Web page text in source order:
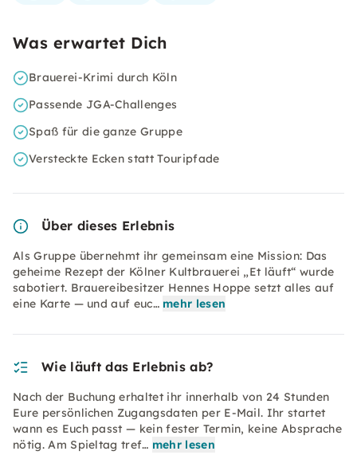
Was erwartet Dich
Brauerei-Krimi durch Köln
Passende JGA-Challenges
Spaß für die ganze Gruppe
Versteckte Ecken statt Touripfade
Über dieses Erlebnis
Als Gruppe übernehmt ihr gemeinsam eine Mission: Das
geheime Rezept der Kölner Kultbrauerei „Et läuft“ wurde
sabotiert. Brauereibesitzer Hennes Hoppe setzt alles auf
eine Karte — und auf euc… mehr lesen
Wie läuft das Erlebnis ab?
Nach der Buchung erhaltet ihr innerhalb von 24 Stunden
Eure persönlichen Zugangsdaten per E-Mail. Ihr startet
wann es Euch passt — kein fester Termin, keine Absprache
nötig. Am Spieltag tref… mehr lesen